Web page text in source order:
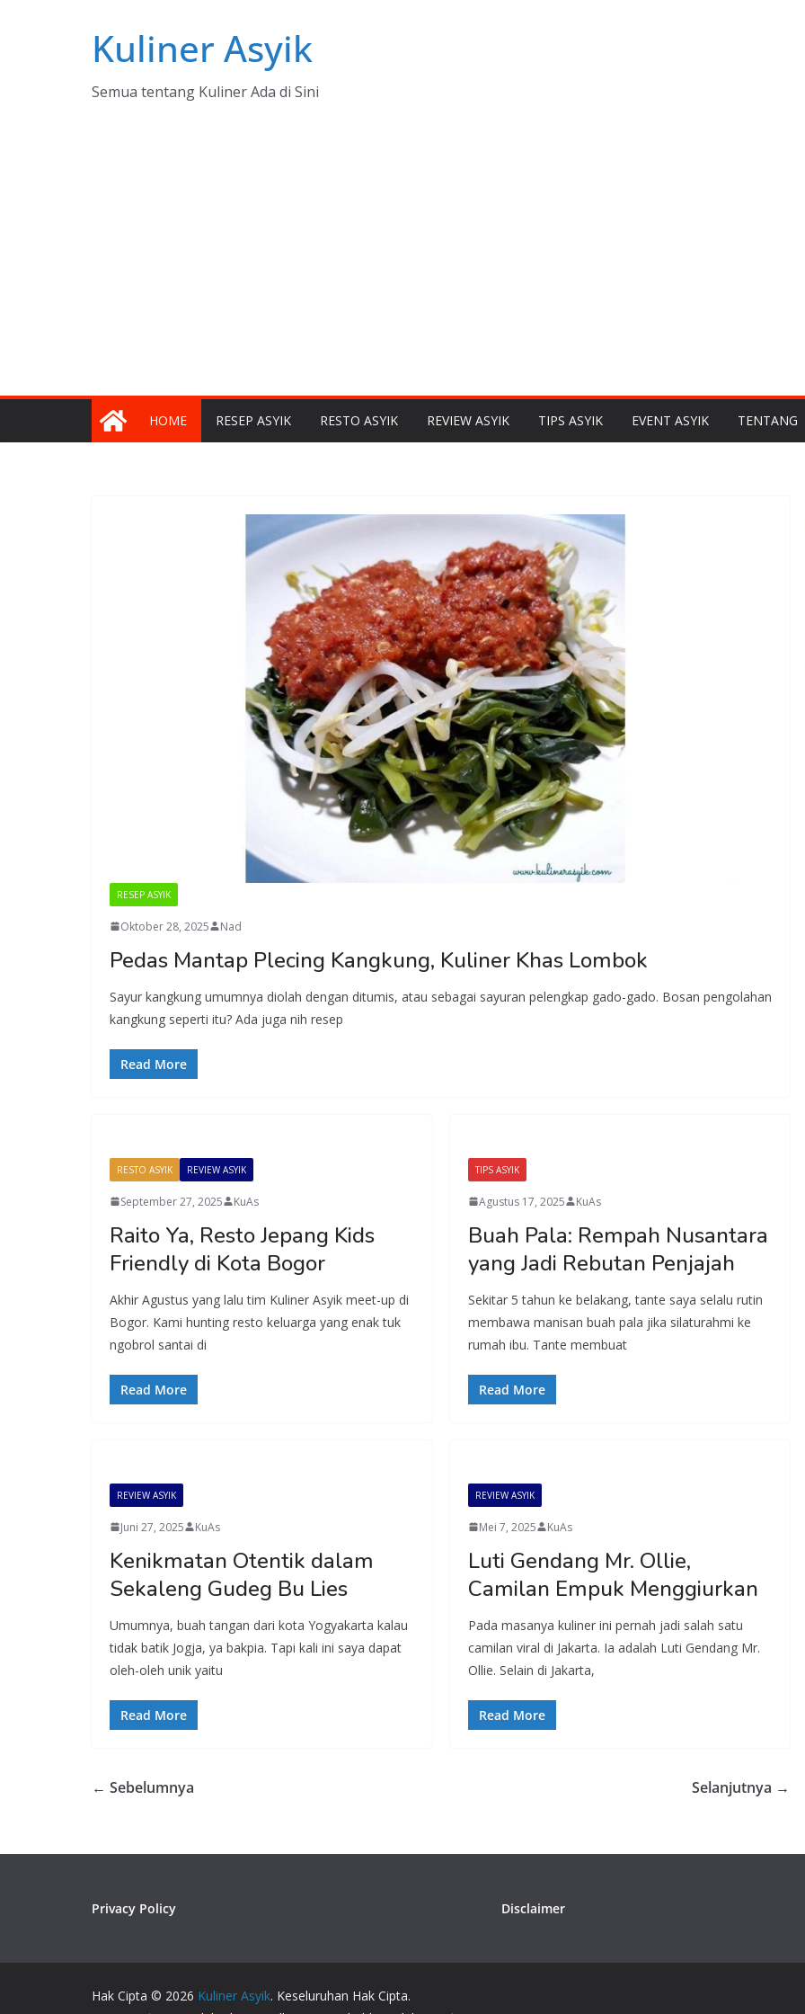
Kuliner Asyik
Semua tentang Kuliner Ada di Sini
HOME RESEP ASYIK RESTO ASYIK REVIEW ASYIK TIPS ASYIK EVENT ASYIK TENTANG
RESEP ASYIK
Oktober 28, 2025 Nad
Pedas Mantap Plecing Kangkung, Kuliner Khas Lombok
Sayur kangkung umumnya diolah dengan ditumis, atau sebagai sayuran pelengkap gado-gado. Bosan pengolahan
kangkung seperti itu? Ada juga nih resep
Read More
RESTO ASYIK REVIEW ASYIK
September 27, 2025 KuAs
Raito Ya, Resto Jepang Kids
Friendly di Kota Bogor
Akhir Agustus yang lalu tim Kuliner Asyik meet-up di
Bogor. Kami hunting resto keluarga yang enak tuk
ngobrol santai di
Read More
TIPS ASYIK
Agustus 17, 2025 KuAs
Buah Pala: Rempah Nusantara
yang Jadi Rebutan Penjajah
Sekitar 5 tahun ke belakang, tante saya selalu rutin
membawa manisan buah pala jika silaturahmi ke
rumah ibu. Tante membuat
Read More
REVIEW ASYIK
Juni 27, 2025 KuAs
Kenikmatan Otentik dalam
Sekaleng Gudeg Bu Lies
Umumnya, buah tangan dari kota Yogyakarta kalau
tidak batik Jogja, ya bakpia. Tapi kali ini saya dapat
oleh-oleh unik yaitu
Read More
REVIEW ASYIK
Mei 7, 2025 KuAs
Luti Gendang Mr. Ollie,
Camilan Empuk Menggiurkan
Pada masanya kuliner ini pernah jadi salah satu
camilan viral di Jakarta. Ia adalah Luti Gendang Mr.
Ollie. Selain di Jakarta,
Read More
← Sebelumnya Selanjutnya →
Privacy Policy Disclaimer
Hak Cipta © 2026 Kuliner Asyik. Keseluruhan Hak Cipta.